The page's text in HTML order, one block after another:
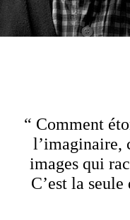
“ Comment
l’imaginaire,
images qui
C’est la